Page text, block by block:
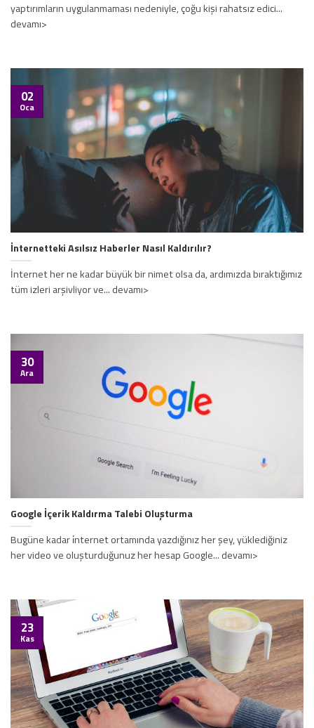
yaptırımların uygulanmaması nedeniyle, çoğu kişi rahatsız edici...
devamı>
İnternetteki Asılsız Haberler Nasıl Kaldırılır?
İnternet her ne kadar büyük bir nimet olsa da, ardımızda bıraktığımız
tüm izleri arşivliyor ve... devamı>
02
Oca
Google İçerik Kaldırma Talebi Oluşturma
Bugüne kadar i̇nternet ortamında yazdığınız her şey, yüklediğiniz
her video ve oluşturduğunuz her hesap Google... devamı>
30
Ara
23
Kas